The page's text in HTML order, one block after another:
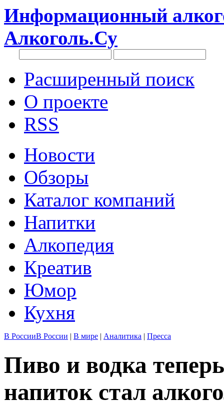
Информационный
Алкоголь.Су
Расширенный поиск
О проекте
RSS
Новости
Обзоры
Каталог компаний
Напитки
Алкопедия
Креатив
Юмор
Кухня
В РоссииВ России | В мире | Аналитика | Пресса
Пиво и водка
напиток стал